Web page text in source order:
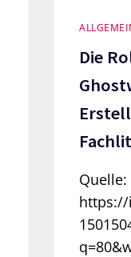
Die
Quelle:
https://